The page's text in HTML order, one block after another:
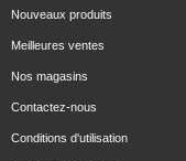
Nouveaux produits
Meilleures ventes
Nos magasins
Contactez-nous
Conditions d'utilisation